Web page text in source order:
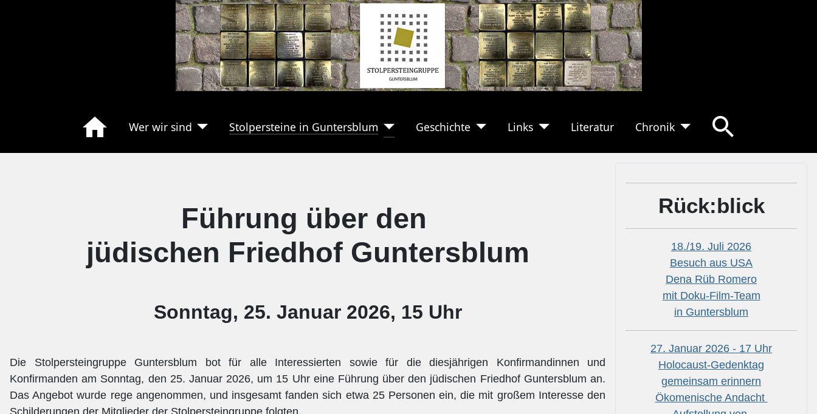
Wer wir sind Stolpersteine in Guntersblum Geschichte Links Literatur Chronik
Führung über den
jüdischen Friedhof Guntersblum
Sonntag, 25. Januar 2026, 15 Uhr
Die Stolpersteingruppe Guntersblum bot für alle Interessierten sowie für die diesjährigen Konfirmandinnen und
Konfirmanden am Sonntag, den 25. Januar 2026, um 15 Uhr eine Führung über den jüdischen Friedhof Guntersblum an.
Das Angebot wurde rege angenommen, und insgesamt fanden sich etwa 25 Personen ein, die mit großem Interesse den
Schilderungen der Mitglieder der Stolpersteingruppe folgten.
Rück:blick
18./19. Juli 2026
Besuch aus USA
Dena Rüb Romero
mit Doku-Film-Team
in Guntersblum
27. Januar 2026 - 17 Uhr
Holocaust-Gedenktag
gemeinsam erinnern
Ökomenische Andacht